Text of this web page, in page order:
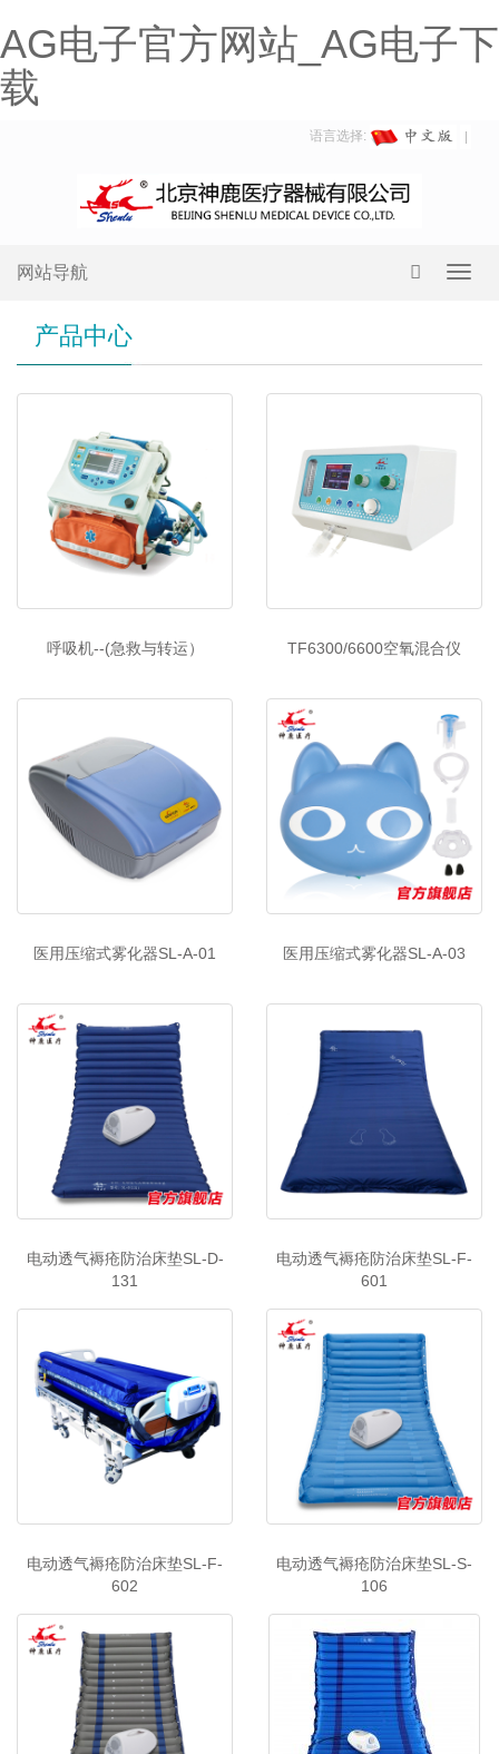
AG电子官方网站_AG电子下
载
语言选择:
网站导航
产品中心
呼吸机--(急救与转运） TF6300/6600空氧混合仪
医用压缩式雾化器SL-A-01 医用压缩式雾化器SL-A-03
电动透气褥疮防治床垫SL-D-
131
电动透气褥疮防治床垫SL-F-
601
电动透气褥疮防治床垫SL-F-
602
电动透气褥疮防治床垫SL-S-
106